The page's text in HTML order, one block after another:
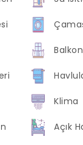
Balkon
Klima
Açık